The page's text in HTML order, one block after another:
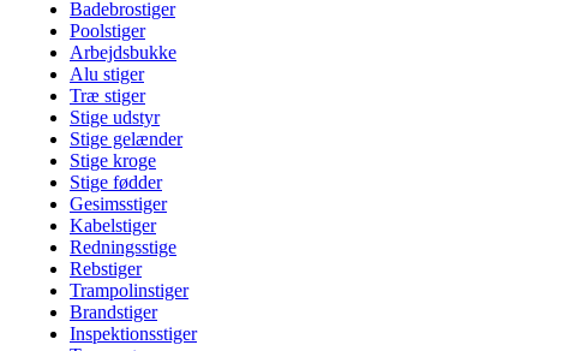
Badebrostiger
Poolstiger
Arbejdsbukke
Alu stiger
Træ stiger
Stige udstyr
Stige gelænder
Stige kroge
Stige fødder
Gesimsstiger
Kabelstiger
Redningsstige
Rebstiger
Trampolinstiger
Brandstiger
Inspektionsstiger